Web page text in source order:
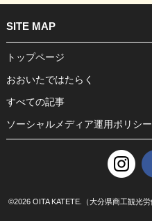
SITE MAP
トップページ
おおいたではたらく
すべての記事
ソーシャルメディア運用ポリシー
©2026 OITA KATETE.（大分県商工観光